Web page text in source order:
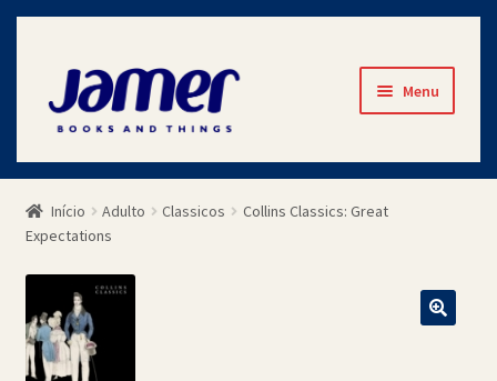
Pular
para
navegação
Pular
para
conteúdo
Menu
Início
Avaliações
Cart
Checkout
Início Adulto Classicos
Collins Classics: Great
Expectations